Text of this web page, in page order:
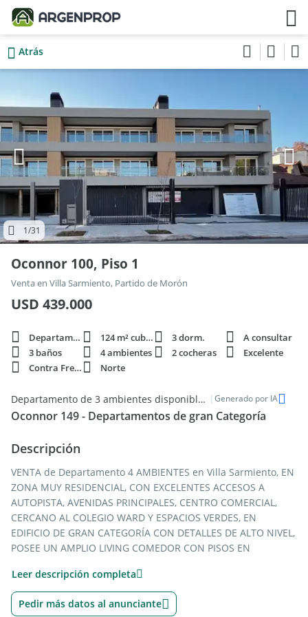
Atrás
1/31
Oconnor 100, Piso 1
Venta en Villa Sarmiento, Partido de Morón
USD 439.000
Departamento 124 m² cubie. 3 dorm.
A consultar
3 baños
4 ambientes 2 cocheras
Excelente
Contra Frente
Norte
Departamento de 3 ambientes disponible para venta en Villa Sarmiento | Generado por IA
Oconnor 149 - Departamentos de gran Categoría
Descripción
VENTA de Departamento 4 AMBIENTES en Villa Sarmiento, EN
ZONA MUY RESIDENCIAL, CON EXCELENTES ACCESOS A
AUTOPISTA, AVENIDAS PRINCIPALES, CENTRO COMERCIAL,
CERCANO AL COLEGIO WARD Y ESPACIOS VERDES, EN
EDIFICIO DE GRAN CATEGORÍA CON DETALLES DE ALTO NIVEL,
POSEE UN AMPLIO LIVING COMEDOR CON PISOS EN
MUEBLES BAJO MESADA Y ALACENA, CON MESADA Y ALZADA
EN PURA STONE, LAVADERO CUBIERTO, TOILETTE Y 2 BAÑOS
COMPLETOS, 3 DORMITORIOS CON FRENTES INTEGRALES DE
Leer descripción completa
Pedir más datos al anunciante